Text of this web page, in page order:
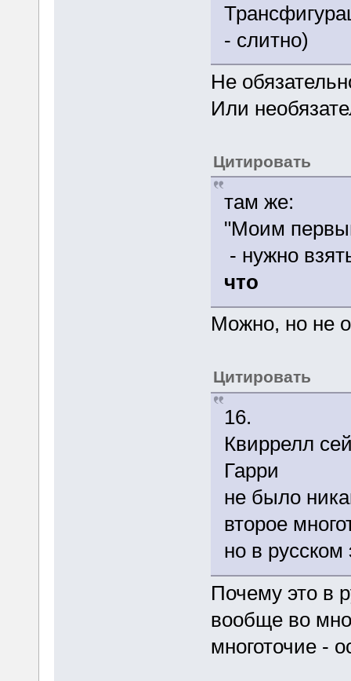
- слитно)
Не
Или
Цитировать
там же:
"Моим
- нужно
что
Можно, но не
Цитировать
16.
Квиррелл
Гарри
не было
второе
но в русском
Почему это в
вообще во
многоточие -